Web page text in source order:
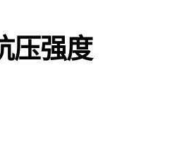
压强度